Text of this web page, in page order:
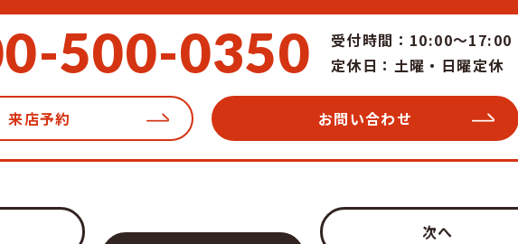
500-0350
受付時間：10:00～17:00
定休日：土曜・日曜定休
来店予約 お問い合わせ
次へ